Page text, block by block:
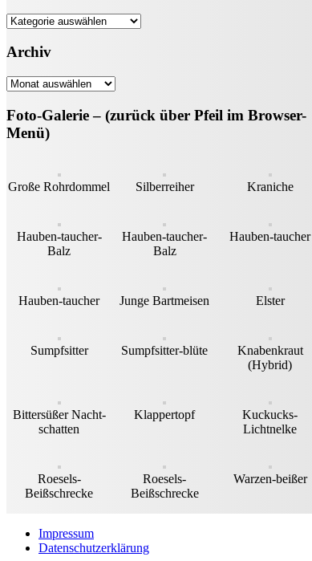
Kategorien
Archiv
Archiv
Foto-Galerie – (zurück über Pfeil im Browser-
Menü)
Große Rohrdommel Silberreiher Kraniche
Hauben-taucher-
Balz
Hauben-taucher-
Balz
Hauben-taucher
Hauben-taucher Junge Bartmeisen Elster
Sumpfsitter Sumpfsitter-blüte
Knabenkraut
(Hybrid)
Bittersüßer Nacht-
schatten
Klappertopf
Kuckucks-
Lichtnelke
Roesels-
Beißschrecke
Roesels-
Beißschrecke
Warzen-beißer
Impressum
Datenschutzerklärung